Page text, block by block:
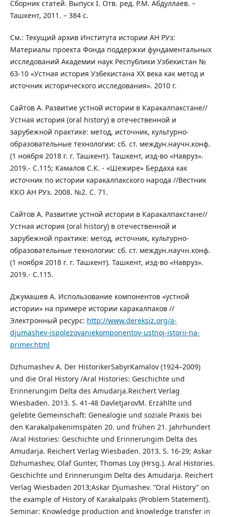
Сборник статей. Выпуск I. Отв. ред. Р.М. Абдуллаев. –
Ташкент, 2011. – 384 с.
См.: Текущий архив Института истории АН РУз:
Материалы проекта Фонда поддержки фундаментальных
исследований Академии наук Республики Узбекистан №
63-10 «Устная история Узбекистана ХХ века как метод и
источник исторического исследования». 2010 г.
Сайтов А. Развитие устной истории в Каракалпакстане//
Устная история (oral history) в отечественной и
зарубежной практике: метод, источник, культурно-
образовательные технологии: сб. ст. междун.научн.конф.
(1 ноября 2018 г. г. Ташкент). Ташкент, изд-во «Навруз».
2019.- С.115; Камалов С.К. - «Шежире» Бердаха как
источник по истории каракалпакского народа //Вестник
ККО АН РУз. 2008. №2. С. 71.
Сайтов А. Развитие устной истории в Каракалпакстане//
Устная история (oral history) в отечественной и
зарубежной практике: метод, источник, культурно-
образовательные технологии: сб. ст. междун.научн.конф.
(1 ноября 2018 г. г. Ташкент). Ташкент, изд-во «Навруз».
2019.- С.115.
Джумашев А. Использование компонентов «устной
истории» на примере истории каракалпаков //
Электронный ресурс: http://www.dereksiz.org/a-
djumashev-ispolezovaniekomponentov-ustnoj-istorii-na-
primer.html
Dzhumashev A. Der HistorikerSabyrKamalov (1924–2009)
und die Oral History /Aral Histories: Geschichte und
Erinnerungim Delta des Amudarja.Reichert Verlag
Wiesbaden. 2013. S. 41-48 DavletjarovМ. Erzählte und
gelebte Gemeinschaft: Genealogie und soziale Praxis bei
den Karakalpakenimspäten 20. und frühen 21. Jahrhundert
/Aral Histories: Geschichte und Erinnerungim Delta des
Amudarja. Reichert Verlag Wiesbaden. 2013. S. 16-29; Askar
Dzhumashev, Olaf Gunter, Thomas Loy (Hrsg.). Aral Histories.
Geschichte und Erinnerungim Delta des Amudarja. Reichert
Verlag Wiesbaden 2013;Askar Djumashev. “Oral History” on
the example of History of Karakalpaks (Problem Statement).
Seminar: Knowledge production and knowledge transfer in